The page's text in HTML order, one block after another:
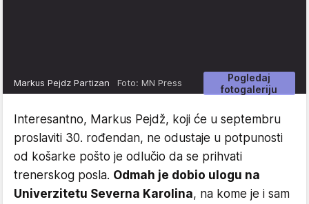
Pogledaj
fotogaleriju
Markus Pejdz Partizan Foto: MN Press
Interesantno, Markus Pejdž, koji će u septembru
proslaviti 30. rođendan, ne odustaje u potpunosti
od košarke pošto je odlučio da se prihvati
trenerskog posla. Odmah je dobio ulogu na
Univerzitetu Severna Karolina, na kome je i sam